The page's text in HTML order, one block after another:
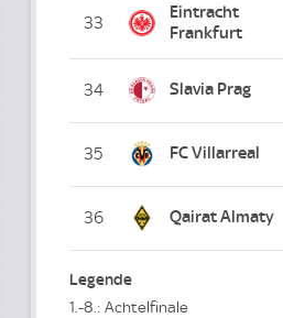
33
Eintracht
Frankfurt
34 Slavia Prag
35 FC Villarreal
36 Qairat Almaty
Legende
1.-8.: Achtelfinale